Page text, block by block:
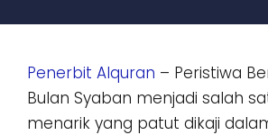
Penerbit Alquran – Peristiwa
Bulan Syaban menjadi salah
menarik yang patut dikaji